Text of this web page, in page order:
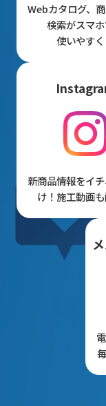
Webカタログ、
検索がスマ
使いやすく
新商品情報をイ
け！施工動画も